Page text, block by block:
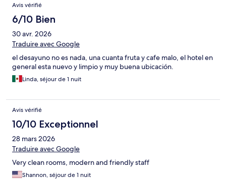
Avis vérifié
6/10 Bien
30 avr. 2026
Traduire avec Google
el desayuno no es nada, una cuanta fruta y cafe malo, el hotel en
general esta nuevo y limpio y muy buena ubicación.
Linda, séjour de 1 nuit
Avis vérifié
10/10 Exceptionnel
28 mars 2026
Traduire avec Google
Very clean rooms, modern and friendly staff
Shannon, séjour de 1 nuit